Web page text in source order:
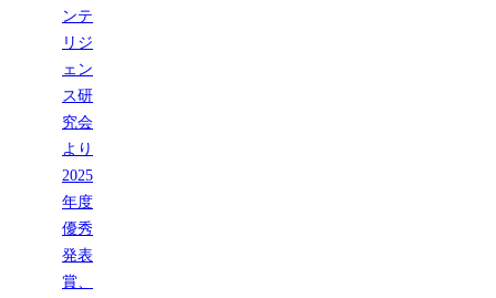
ンテ
リジ
ェン
ス研
究会
より
2025
年度
優秀
発表
賞、